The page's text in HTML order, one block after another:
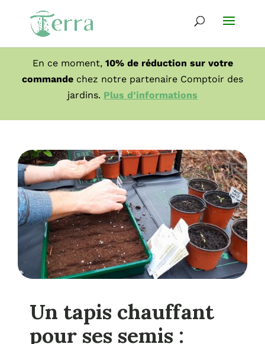
En ce moment, 10% de réduction sur votre
commande chez notre partenaire Comptoir des
jardins. Plus d’informations
Un tapis chauffant
pour ses semis :